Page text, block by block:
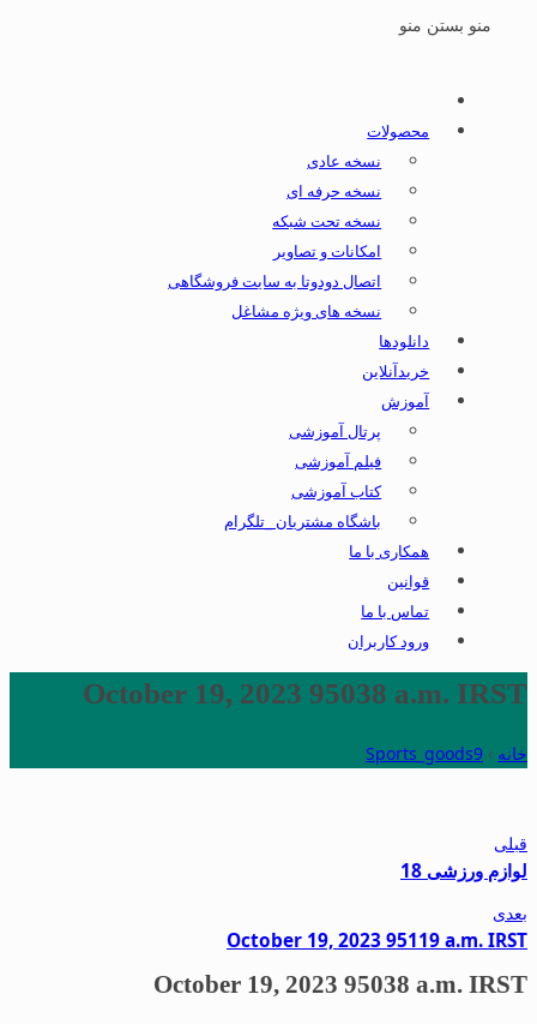
منو بستن منو
محصولات
نسخه عادی
نسخه حرفه ای
نسخه تحت شبکه
امکانات و تصاویر
اتصال دودوتا به سایت فروشگاهی
نسخه های ویژه مشاغل
دانلودها
خریدآنلاین
آموزش
پرتال آموزشی
فیلم آموزشی
کتاب آموزشی
باشگاه مشتریان _تلگرام
همکاری با ما
قوانین
تماس با ما
ورود کاربران
October 19, 2023 95038 a.m. IRST
خانه ›
Sports_goods9
قبلی
لوازم ورزشی 18
بعدی
October 19, 2023 95119 a.m. IRST
October 19, 2023 95038 a.m. IRST